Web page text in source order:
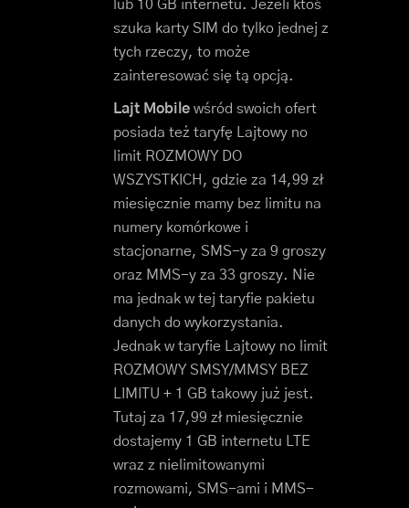
lub 10 GB internetu. Jeżeli ktoś
szuka karty SIM do tylko jednej z
tych rzeczy, to może
zainteresować się tą opcją.
Lajt Mobile wśród swoich ofert
posiada też taryfę Lajtowy no
limit ROZMOWY DO
WSZYSTKICH, gdzie za 14,99 zł
miesięcznie mamy bez limitu na
numery komórkowe i
stacjonarne, SMS-y za 9 groszy
oraz MMS-y za 33 groszy. Nie
ma jednak w tej taryfie pakietu
danych do wykorzystania.
Jednak w taryfie Lajtowy no limit
ROZMOWY SMSY/MMSY BEZ
LIMITU + 1 GB takowy już jest.
Tutaj za 17,99 zł miesięcznie
dostajemy 1 GB internetu LTE
wraz z nielimitowanymi
rozmowami, SMS-ami i MMS-